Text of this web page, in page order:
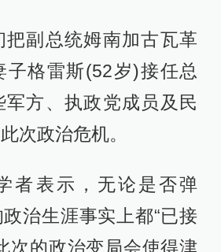
把副总统姆南加古瓦革
子格雷斯(52岁)接任总
方、执政党成员及民
次政治危机。
者表示，无论是否弹
治生涯事实上都“已接
次的政治变局会使得津